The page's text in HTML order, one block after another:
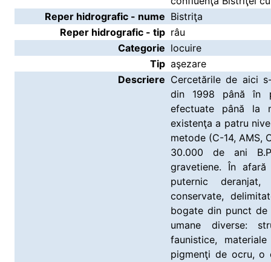
Reper hidrografic - nume Bistriţa
Reper hidrografic - tip râu
Categorie locuire
Tip aşezare
Descriere Cercetările de aici
din 1998 până în
efectuate până la
existenţa a patru
metode (C-14, AMS,
30.000 de ani
gravetiene. În
puternic
conservate,
bogate din punct
umane diverse:
faunistice,
pigmenţi de ocru, o